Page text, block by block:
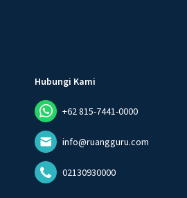
Hubungi Kami
+62 815-7441-0000
info@ruangguru.com
02130930000